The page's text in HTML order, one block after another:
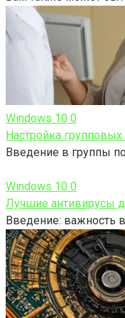
Windows 10 0
Настройка
Введение в группы
Windows 10 0
Лучшие антивирусы
Введение: важность